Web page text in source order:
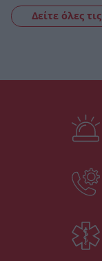
Δείτε όλες